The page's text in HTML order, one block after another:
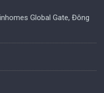
Global Gate, Đông